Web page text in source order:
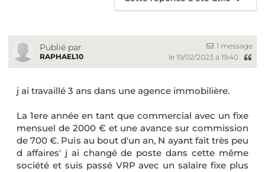
Publié par
RAPHAEL10
1 message
le 19/02/2023 à 19:40
j ai travaillé 3 ans dans une agence immobilière.
La 1ere année en tant que commercial avec un fixe
mensuel de 2000 € et une avance sur commission
de 700 €. Puis au bout d'un an, N ayant fait très peu
d affaires' j ai changé de poste dans cette même
société et suis passé VRP avec un salaire fixe plus